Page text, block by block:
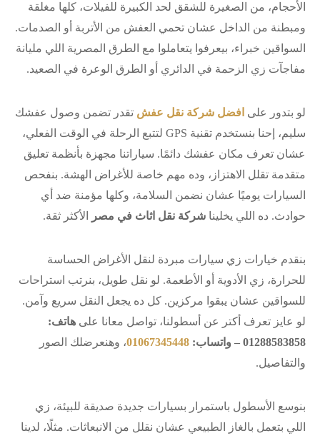
الأحجام، من الصغيرة للشقق لحد الكبيرة للفيلات، كلها مغلقة
ومبطنة من الداخل عشان تحمي العفش من الأتربة أو الصدمات.
السواقين خبراء، بيعرفوا يتعاملوا مع الطرق المصرية اللي مليانة
مفاجآت زي الزحمة في الدائري أو الطرق الوعرة في الصعيد.
لو بتدور على افضل شركة نقل عفش تقدر تضمن وصول عفشك
سليم، إحنا بنستخدم تقنية GPS لتتبع الرحلة في الوقت الفعلي،
عشان تعرف مكان عفشك دائمًا. سياراتنا مجهزة بأنظمة تعليق
متقدمة تقلل الاهتزاز، وده مهم خاصة للأغراض الهشة. بنفحص
السيارات يوميًا عشان نضمن السلامة، وكلها مؤمنة ضد أي
حوادث. ده اللي يخلينا شركة نقل اثاث في مصر الأكثر ثقة.
بنقدم خيارات زي سيارات مبردة لنقل الأغراض الحساسة
للحرارة، زي الأدوية أو الأطعمة. لو نقل طويل، بنرتب استراحات
للسواقين عشان يبقوا مركزين. كل ده يجعل النقل سريع وآمن.
لو عايز تعرف أكتر عن أسطولنا، تواصل معانا على هاتف:
01288583858 – واتساب:
01067345448، وهنعرضلك الصور
والتفاصيل.
بنوسع الأسطول باستمرار بسيارات جديدة صديقة للبيئة، زي
اللي بتعمل بالغاز الطبيعي عشان نقلل من الانبعاثات. مثلًا، لدينا